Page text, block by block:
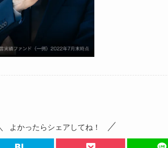
よかったらシェアしてね！